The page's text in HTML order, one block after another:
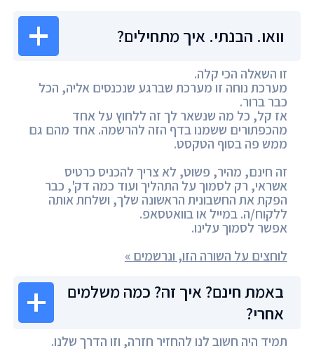
וואו. הבנתי. איך מתחילים?
זו השאלה הכי קלה.
מערכת נוחה זו מערכת שברגע שנכנסים אליה, הכל
כבר ברור.
אז קל, כל מה שנשאר לך זה ללחוץ על אחד
מהכפתורים ששמנו בדף הזה להרשמה. אחד מהם גם
ממש פה בסוף הטקסט.
זה חינם, מהיר, פשוט, לא צריך להכניס כרטיס
אשראי, רק לסמוך על התהליך ועוד כמה דק', כבר
הפקת את החשבונית הראשונה שלך, ושלחת אותה
ללקוח/ה. במייל או בוואטסאפ.
אפשר לסמוך עלינו.
לוחצים על השורה הזו, ונרשמים »
באמת חינם? איך זה? כמה משלמים
אחרי?
תמיד היה חשוב לנו להחזיר חזרה, וזו הדרך שלנו.